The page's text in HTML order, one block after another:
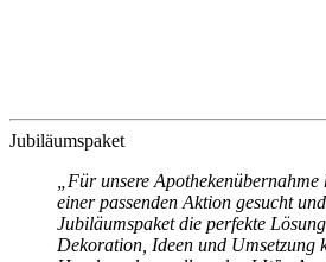
Jubiläumspaket
„Für unsere
einer passenden Aktion gesucht
Jubiläumspaket die perfekte
Dekoration, Ideen und Umsetzung